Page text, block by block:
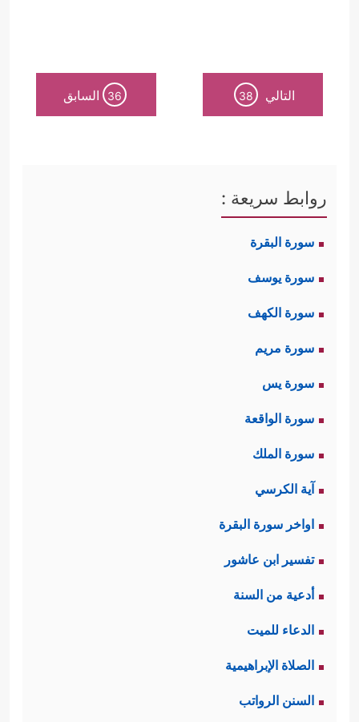
التالي 38
36 السابق
روابط سريعة :
سورة البقرة
سورة يوسف
سورة الكهف
سورة مريم
سورة يس
سورة الواقعة
سورة الملك
آية الكرسي
اواخر سورة البقرة
تفسير ابن عاشور
أدعية من السنة
الدعاء للميت
الصلاة الإبراهيمية
السنن الرواتب